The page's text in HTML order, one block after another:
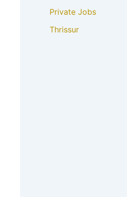
Private Jobs
Thrissur